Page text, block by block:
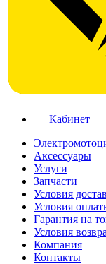
Кабинет
Аксессуары
Услуги
Запчасти
Условия
Условия
Гарантия на
Условия
Компания
Контакты